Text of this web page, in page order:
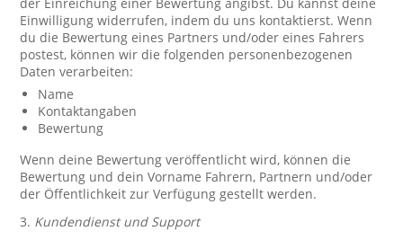
Einwilligung widerrufen, indem du uns kontaktierst. Wenn
du die Bewertung eines Partners und/oder eines Fahrers
postest, können wir die folgenden personenbezogenen
Daten verarbeiten:
Name
Kontaktangaben
Bewertung
Wenn deine Bewertung veröffentlicht wird, können die
Bewertung und dein Vorname Fahrern, Partnern und/oder
der Öffentlichkeit zur Verfügung gestellt werden.
3. Kundendienst und Support